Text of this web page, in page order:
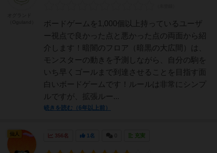
ボードゲームを1,000個以上持っているユーザ
ー視点で良かった点と悪かった点の両面から紹
介します！暗闇のフロア（暗黒の大広間）は、
モンスターの動きを予測しながら、自分の駒を
いち早くゴールまで到達させることを目指す面
白いボードゲームです！ルールは非常にシンプ
ルですが、拡張ルー...
続きを読む（6年以上前）
356名 1名 充実
仙人